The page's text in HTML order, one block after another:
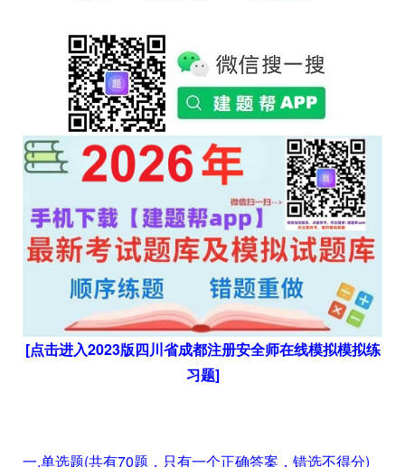
[点击进入2023版四川省成都注册安全师在线模拟模拟练
习题]
一.单选题(共有70题，只有一个正确答案，错选不得分)